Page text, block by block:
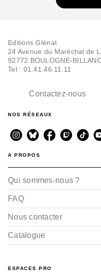
Pathfinder -
Jim Zub
Editions Glénat
24 Avenue du Maréchal de
92772 BOULOGNE-
Tel : 01.41.46.11.11
Contactez-nous
NOS RÉSEAUX
A PROPOS
Qui sommes-nous ?
FAQ
Nous contacter
Catalogue
ESPACES PRO